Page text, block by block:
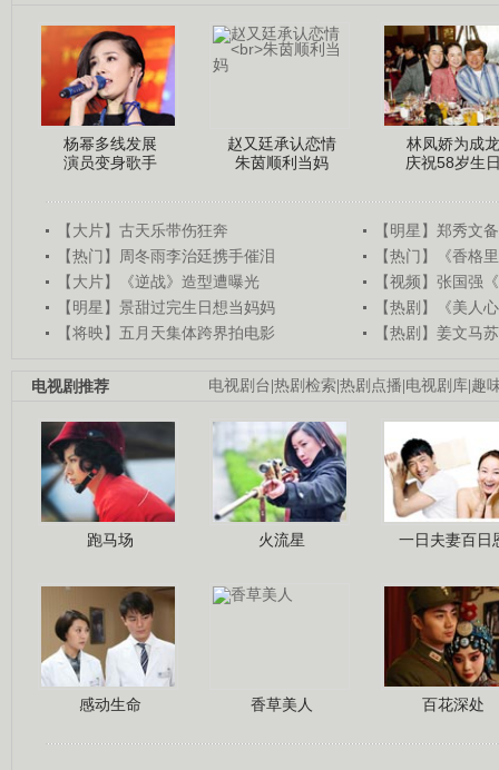
杨幂多线发展
演员变身歌手
赵又廷承认恋情
朱茵顺利当妈
林凤娇为成龙
庆祝58岁生
【大片】古天乐带伤狂奔
【明星】郑秀文
【热门】周冬雨李治廷携手催泪
【热门】《香格
【大片】《逆战》造型遭曝光
【视频】张国强
【明星】景甜过完生日想当妈妈
【热剧】《美人
【将映】五月天集体跨界拍电影
【热剧】姜文马
电视剧台|热剧检索|热剧点播|电视剧库|趣
电视剧推荐
跑马场 火流星 一日夫妻百日
感动生命 香草美人 百花深处